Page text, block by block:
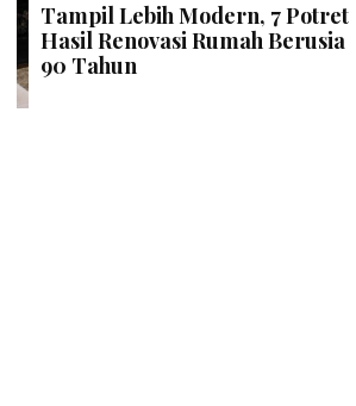
Tampil Lebih Modern, 7 Potret
Hasil Renovasi Rumah Berusia
90 Tahun